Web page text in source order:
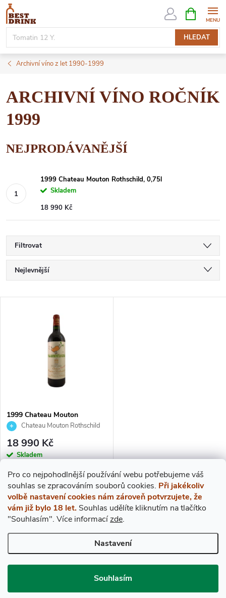
Pro co nejpohodlnější používání webu potřebujeme váš
souhlas se zpracováním souborů cookies. Při jakékoliv
volbě nastavení cookies nám zároveň potvrzujete, že
vám již bylo 18 let. Souhlas udělíte kliknutím na tlačítko
"Souhlasím". Více informacízde.
Nastavení
Souhlasím
Přejít
obsah
HLEDAT
NÁKUPNÍ
KOŠÍK
Archivní víno z let 1990-1999
ARCHIVNÍ VÍNO ROČNÍK
1999
NEJPRODÁVANĚJŠÍ
1999 Chateau Mouton Rothschild, 0,75l
Skladem
18 990 Kč
Filtrovat
Ř
A
P
R
O
D
U
K
Nejlevnější
S
P
R
O
D
U
K
T
1999 Chateau Mouton
Rothschild, 0,75l
Chateau Mouton Rothschild
18 990 Kč
Skladem
DO KOŠÍKU
Archivní víno ročníku 1999
V
L